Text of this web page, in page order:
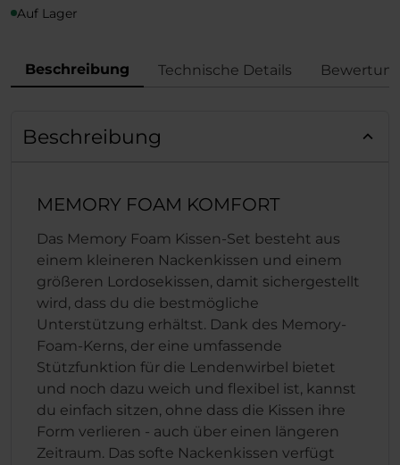
Auf Lager
Beschreibung Technische Details
Beschreibung
MEMORY FOAM KOMFORT
Das Memory Foam Kissen-Set besteht aus
einem kleineren Nackenkissen und einem
größeren Lordosekissen, damit sichergestellt
wird, dass du die bestmögliche
Unterstützung erhältst. Dank des Memory-
Foam-Kerns, der eine umfassende
Stützfunktion für die Lendenwirbel bietet
und noch dazu weich und flexibel ist, kannst
du einfach sitzen, ohne dass die Kissen ihre
Form verlieren - auch über einen längeren
Zeitraum. Das softe Nackenkissen verfügt